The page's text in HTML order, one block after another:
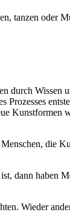
tanzen oder
durch Wissen
Kunstformen
die
dann haben
Wieder